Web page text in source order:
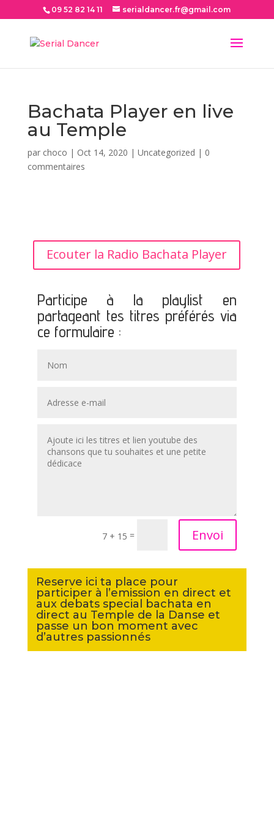
09 52 82 14 11 serialdancer.fr@gmail.com
Bachata Player en live
au Temple
par choco | Oct 14, 2020 | Uncategorized | 0
commentaires
Ecouter la Radio Bachata Player
Participe à la playlist en
partageant tes titres préférés via
ce formulaire :
7 + 15 = Envoi
Reserve ici ta place pour
participer à l’emission en direct et
aux debats special bachata en
direct au Temple de la Danse et
passe un bon moment avec
d’autres passionnés